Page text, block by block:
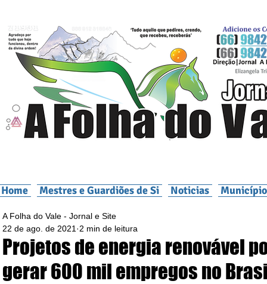
Home Mestres e Guardiões de Si Noticias
Projetos de energia renovável
gerar 600 mil empregos no
A Folha do Vale - Jornal e Site
22 de ago. de 2021 2 min de leitura